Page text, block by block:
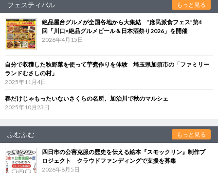
フェスティバル もっと見る
絶品屋台グルメが全国各地から大集結 “庶民派食フェス”第4
回「川口×絶品グルメビール＆日本酒祭り2026」を開催
2026年4月15日
自分で収穫した秋野菜を使って芋煮作りを体験 埼玉県加須市の「ファミリー
ランドむさしの村」
2025年11月4日
春だけじゃもったいないさくらの名所、加治川で秋のマルシェ
2025年10月23日
ふむふむ もっと見る
四日市の公害克服の歴史を伝える絵本『スモックリン』制作プ
ロジェクト クラウドファンディングで支援を募集
2026年8月5日